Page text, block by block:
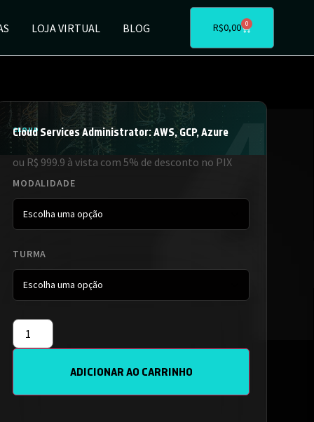
LOJA VIRTUAL BLOG R$0,00 0
CLOUD
Cloud Services Administrator: AWS, GCP, Azure
ou R$ 999.9 à vista com 5% de desconto no PIX
MODALIDADE
TURMA
ADICIONAR AO CARRINHO